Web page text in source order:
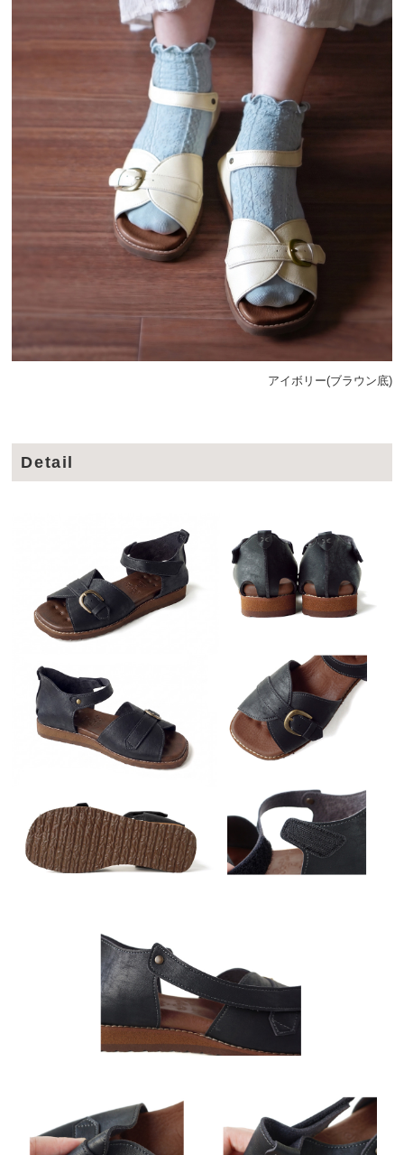
アイボリー(ブラウン底)
Detail